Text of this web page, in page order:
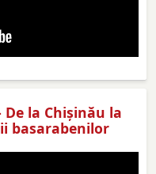
De la Chișinău la
basarabenilor